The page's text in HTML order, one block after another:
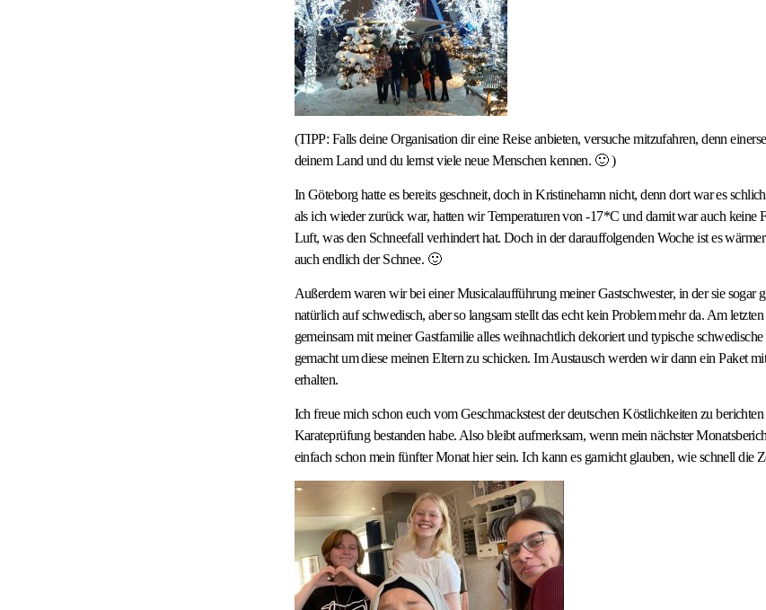
(TIPP: Falls deine Organisation dir eine Reise anbieten, versuche mitzufahren, denn
deinem Land und du lernst viele neue Menschen kennen. 🙂 )
In Göteborg hatte es bereits geschneit, doch in Kristinehamn nicht, denn dort war es
als ich wieder zurück war, hatten wir Temperaturen von -17*C und damit war auch keine
Luft, was den Schneefall verhindert hat. Doch in der darauffolgenden Woche ist es
auch endlich der Schnee. 🙂
Außerdem waren wir bei einer Musicalaufführung meiner Gastschwester, in der sie sogar
natürlich auf schwedisch, aber so langsam stellt das echt kein Problem mehr da. Am
gemeinsam mit meiner Gastfamilie alles weihnachtlich dekoriert und typische
gemacht um diese meinen Eltern zu schicken. Im Austausch werden wir dann ein Paket
erhalten.
Ich freue mich schon euch vom Geschmackstest der deutschen Köstlichkeiten zu
Karateprüfung bestanden habe. Also bleibt aufmerksam, wenn mein nächster
einfach schon mein fünfter Monat hier sein. Ich kann es garnicht glauben, wie schnell die